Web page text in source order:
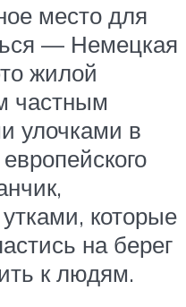
место для
— Немецкая
жилой
частным
улочками в
которые
на берег
к людям.